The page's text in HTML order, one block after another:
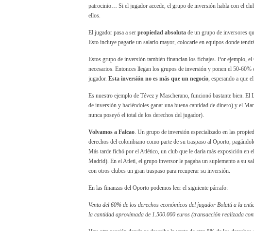
patrocinio… Si el jugador accede, el grupo de inversión habla con el
ellos.
El jugador pasa a ser propiedad absoluta de un grupo de inversores
Esto incluye pagarle un salario mayor, colocarle en equipos donde
Estos grupo de inversión también financian los fichajes. Por ejemplo,
necesarios. Entonces llegan los grupos de inversión y ponen el 50-
jugador. Esta inversión no es más que un negocio, esperando a que
Es nuestro ejemplo de Tévez y Mascherano, funcionó bastante bien.
de inversión y haciéndoles ganar una buena cantidad de dinero) y el
nunca poseyó el total de los derechos del jugador).
Volvamos a Falcao. Un grupo de inversión especializado en las
derechos del colombiano como parte de su traspaso al Oporto,
Más tarde fichó por el Atlético, un club que le daría más exposición en
Madrid). En el Atleti, el grupo inversor le pagaba un suplemento a su
con otros clubes un gran traspaso para recuperar su inversión.
En las finanzas del Oporto podemos leer el siguiente párrafo:
Venta del 60% de los derechos económicos del jugador Bolatti a la
la cantidad aproximada de 1.500.000 euros (transacción realizada